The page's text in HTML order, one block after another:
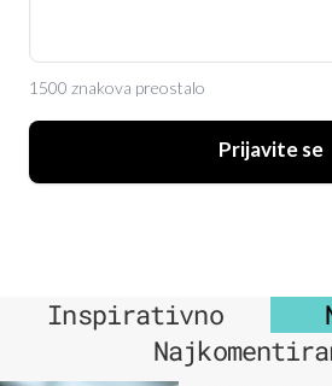
1500 znakova preostalo
Prijavite se
Inspirativno